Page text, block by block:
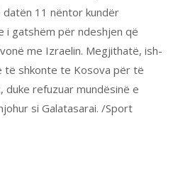
11 nëntor kundër
i gatshëm për ndeshjen që
me Izraelin. Megjithatë, ish-
të shkonte te Kosova për të
duke refuzuar mundësinë e
si Galatasarai. /Sport